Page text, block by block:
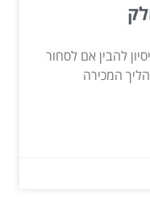
להבין אם לסחור
המכירה